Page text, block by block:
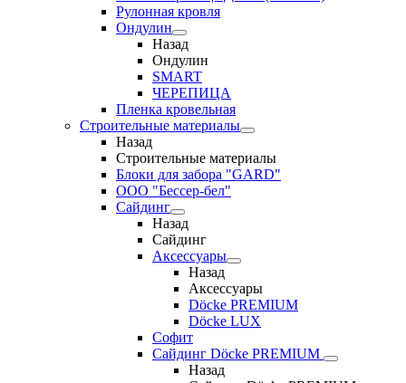
Рулонная кровля
Ондулин
Назад
Ондулин
SMART
ЧЕРЕПИЦА
Пленка кровельная
Строительные материалы
Назад
Строительные материалы
Блоки для забора "GARD"
ООО "Бессер-бел"
Сайдинг
Назад
Сайдинг
Аксессуары
Назад
Аксессуары
Döcke PREMIUM
Döcke LUX
Софит
Сайдинг Döcke PREMIUM
Назад